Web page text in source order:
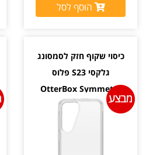
הוסף לסל
כיסוי שקוף חזק לסמסונג
גלקסי S23 פלוס
OtterBox Symmetry
יבואן רשמי